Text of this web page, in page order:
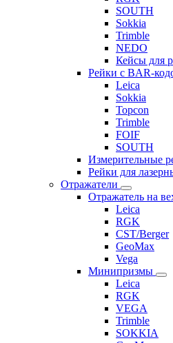
SOUTH
Sokkia
Trimble
NEDO
Кейсы для
Рейки с BAR-
Leica
Sokkia
Topcon
Trimble
FOIF
SOUTH
Измерительные
Рейки для
Отражатели
Отражатель на
Leica
RGK
CST/Berger
GeoMax
Vega
Минипризмы
Leica
RGK
VEGA
Trimble
SOKKIA